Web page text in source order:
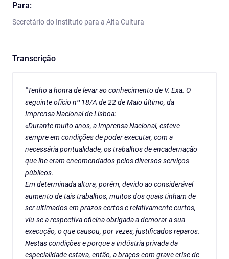
Para:
Secretário do Instituto para a Alta Cultura
Transcrição
“Tenho a honra de levar ao conhecimento de V. Exa. O
seguinte ofício nº 18/A de 22 de Maio último, da
Imprensa Nacional de Lisboa:
«Durante muito anos, a Imprensa Nacional, esteve
sempre em condições de poder executar, com a
necessária pontualidade, os trabalhos de encadernação
que lhe eram encomendados pelos diversos serviços
públicos.
Em determinada altura, porém, devido ao considerável
aumento de tais trabalhos, muitos dos quais tinham de
ser ultimados em prazos certos e relativamente curtos,
viu-se a respectiva oficina obrigada a demorar a sua
execução, o que causou, por vezes, justificados reparos.
Nestas condições e porque a indústria privada da
especialidade estava, então, a braços com grave crise de